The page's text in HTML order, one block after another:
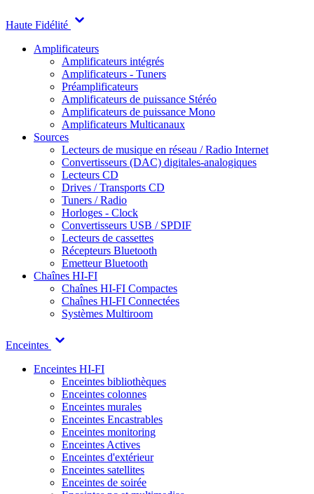
Haute Fidélité
Amplificateurs
Amplificateurs intégrés
Amplificateurs - Tuners
Préamplificateurs
Amplificateurs de puissance Stéréo
Amplificateurs de puissance Mono
Amplificateurs Multicanaux
Sources
Lecteurs de musique en réseau / Radio Internet
Convertisseurs (DAC) digitales-analogiques
Lecteurs CD
Drives / Transports CD
Tuners / Radio
Horloges - Clock
Convertisseurs USB / SPDIF
Lecteurs de cassettes
Récepteurs Bluetooth
Emetteur Bluetooth
Chaînes HI-FI
Chaînes HI-FI Compactes
Chaînes HI-FI Connectées
Systèmes Multiroom
Enceintes
Enceintes HI-FI
Enceintes bibliothèques
Enceintes colonnes
Enceintes murales
Enceintes Encastrables
Enceintes monitoring
Enceintes Actives
Enceintes d'extérieur
Enceintes satellites
Enceintes de soirée